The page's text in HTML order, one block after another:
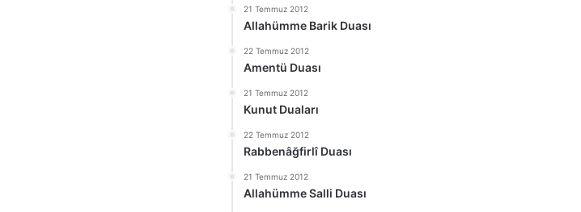
21 Temmuz 2012
Allahümme Barik Duası
22 Temmuz 2012
Amentü Duası
21 Temmuz 2012
Kunut Duaları
22 Temmuz 2012
Rabbenâğfirlî Duası
21 Temmuz 2012
Allahümme Salli Duası